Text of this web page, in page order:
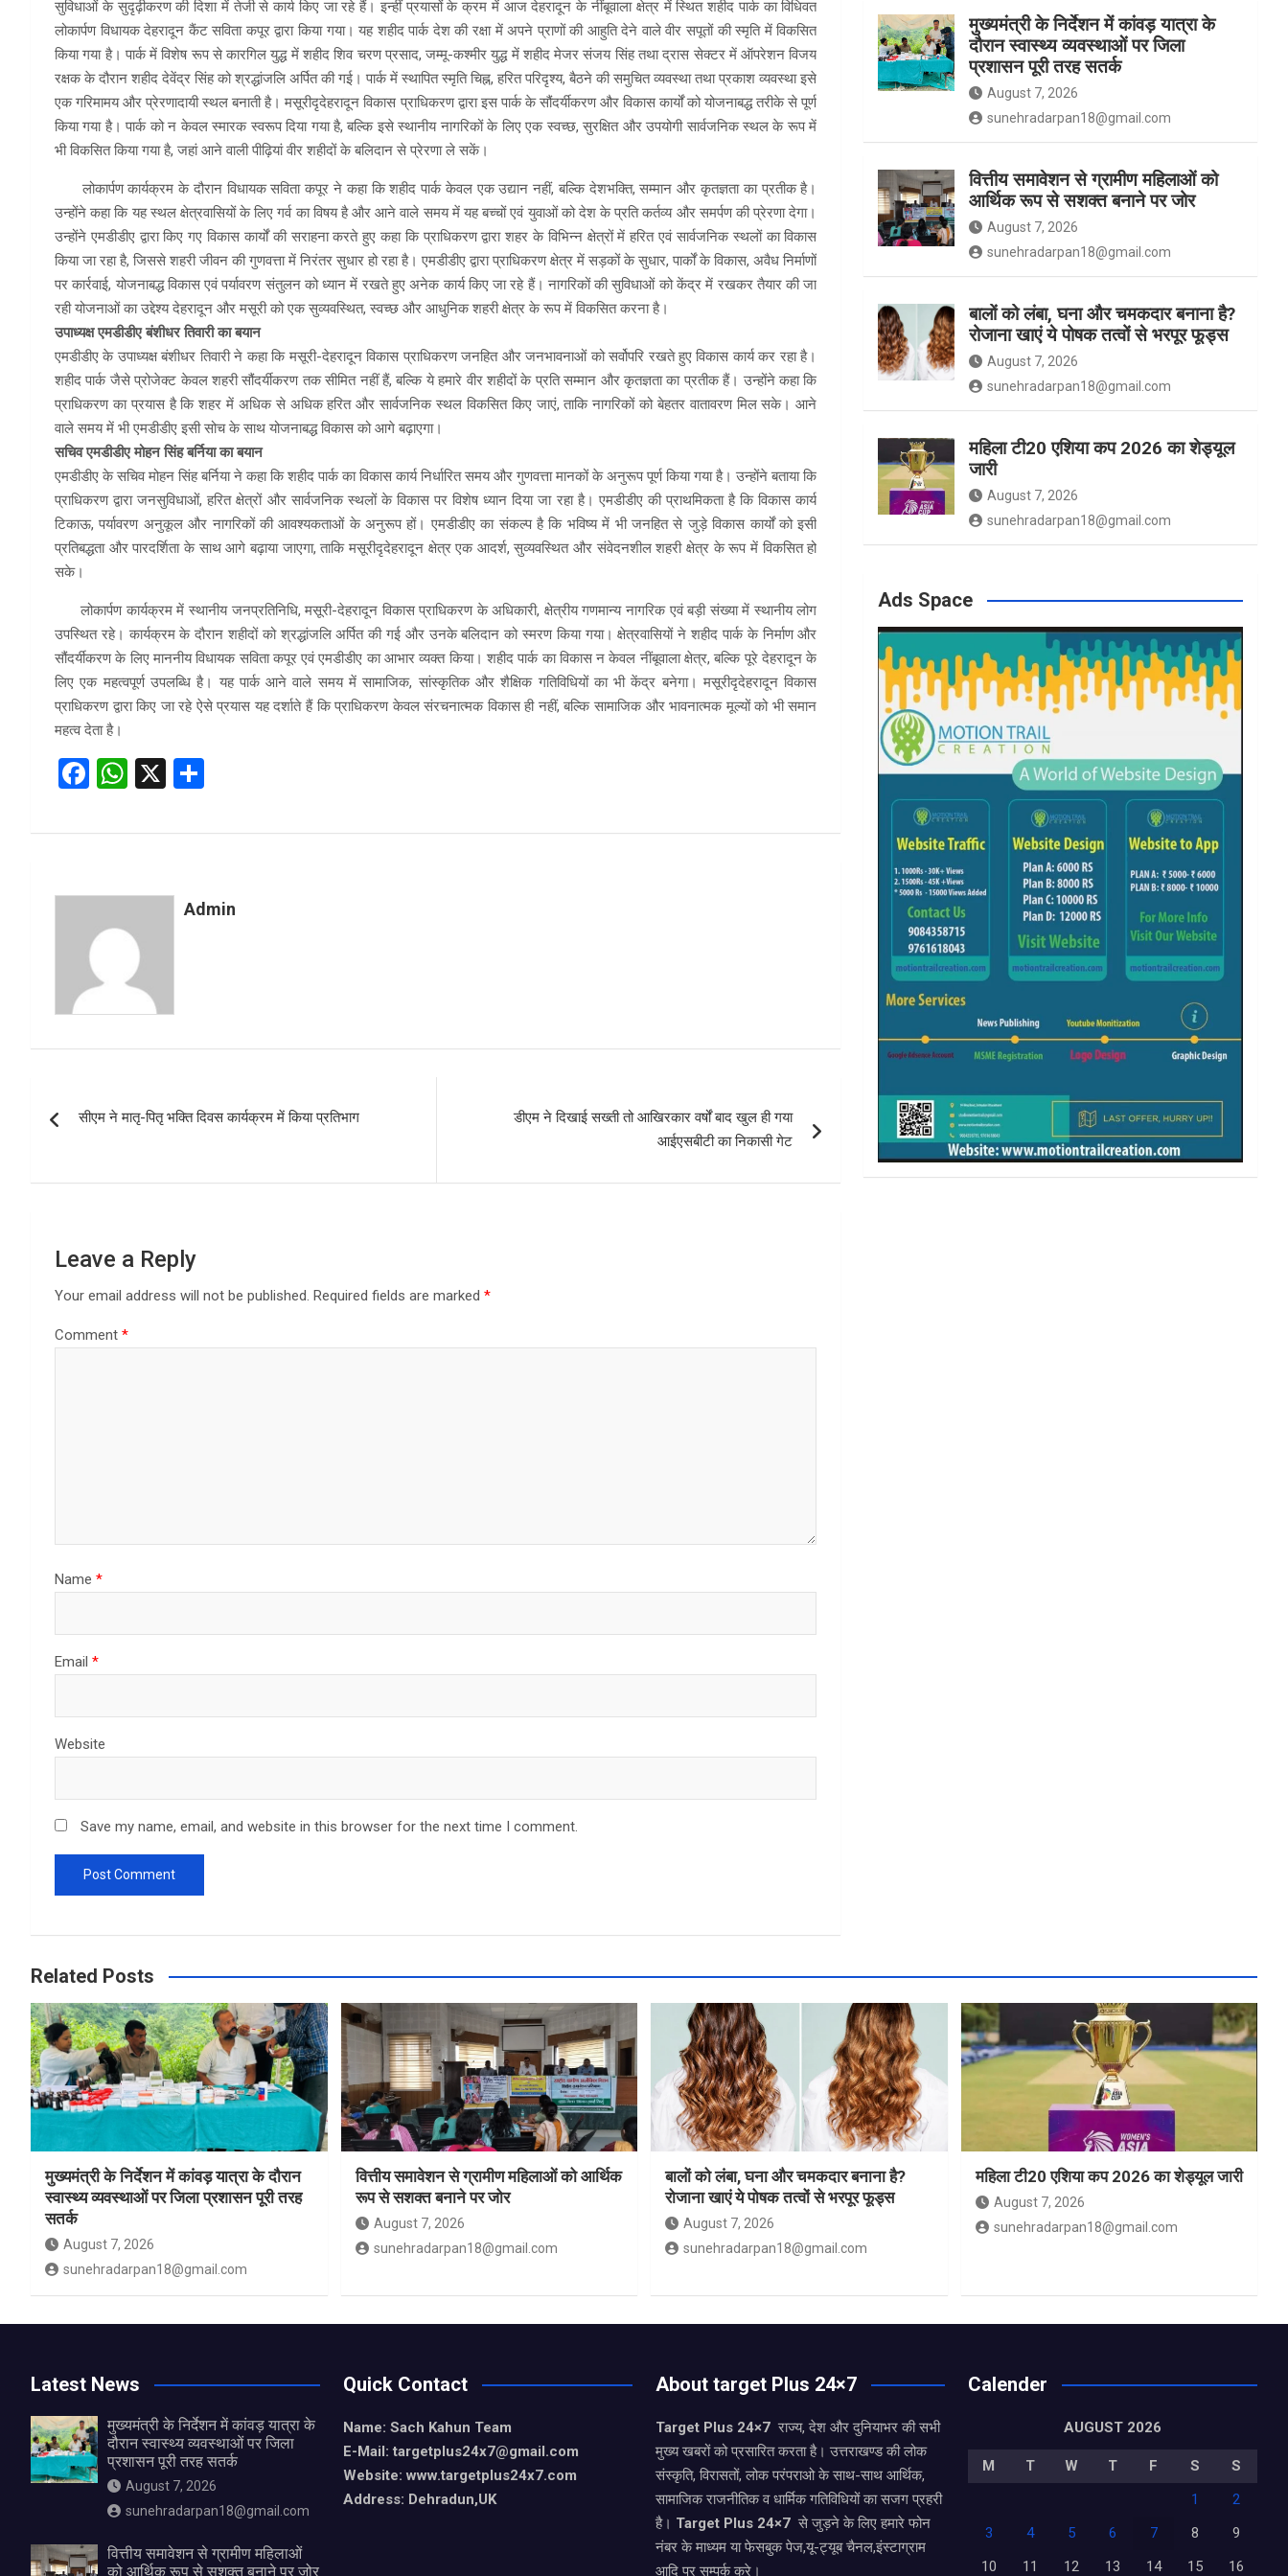
सुविधाओं के सुदृढ़ीकरण की दिशा में तेजी से कार्य किए जा रहे हैं। इन्हीं प्रयासों के क्रम में आज देहरादून के नींबूवाला क्षेत्र में स्थित शहीद पार्क का विधिवत
लोकार्पण विधायक देहरादून कैंट सविता कपूर द्वारा किया गया। यह शहीद पार्क देश की रक्षा में अपने प्राणों की आहुति देने वाले वीर सपूतों की स्मृति में विकसित
किया गया है। पार्क में विशेष रूप से कारगिल युद्ध में शहीद शिव चरण प्रसाद, जम्मू-कश्मीर युद्ध में शहीद मेजर संजय सिंह तथा द्रास सेक्टर में ऑपरेशन विजय
रक्षक के दौरान शहीद देवेंद्र सिंह को श्रद्धांजलि अर्पित की गई। पार्क में स्थापित स्मृति चिह्न, हरित परिदृश्य, बैठने की समुचित व्यवस्था तथा प्रकाश व्यवस्था इसे
एक गरिमामय और प्रेरणादायी स्थल बनाती है। मसूरीदृदेहरादून विकास प्राधिकरण द्वारा इस पार्क के सौंदर्यीकरण और विकास कार्यों को योजनाबद्ध तरीके से पूर्ण
किया गया है। पार्क को न केवल स्मारक स्वरूप दिया गया है, बल्कि इसे स्थानीय नागरिकों के लिए एक स्वच्छ, सुरक्षित और उपयोगी सार्वजनिक स्थल के रूप में
भी विकसित किया गया है, जहां आने वाली पीढ़ियां वीर शहीदों के बलिदान से प्रेरणा ले सकें।
लोकार्पण कार्यक्रम के दौरान विधायक सविता कपूर ने कहा कि शहीद पार्क केवल एक उद्यान नहीं, बल्कि देशभक्ति, सम्मान और कृतज्ञता का प्रतीक है।
उन्होंने कहा कि यह स्थल क्षेत्रवासियों के लिए गर्व का विषय है और आने वाले समय में यह बच्चों एवं युवाओं को देश के प्रति कर्तव्य और समर्पण की प्रेरणा देगा।
उन्होंने एमडीडीए द्वारा किए गए विकास कार्यों की सराहना करते हुए कहा कि प्राधिकरण द्वारा शहर के विभिन्न क्षेत्रों में हरित एवं सार्वजनिक स्थलों का विकास
किया जा रहा है, जिससे शहरी जीवन की गुणवत्ता में निरंतर सुधार हो रहा है। एमडीडीए द्वारा प्राधिकरण क्षेत्र में सड़कों के सुधार, पार्कों के विकास, अवैध निर्माणों
पर कार्रवाई, योजनाबद्ध विकास एवं पर्यावरण संतुलन को ध्यान में रखते हुए अनेक कार्य किए जा रहे हैं। नागरिकों की सुविधाओं को केंद्र में रखकर तैयार की जा
रही योजनाओं का उद्देश्य देहरादून और मसूरी को एक सुव्यवस्थित, स्वच्छ और आधुनिक शहरी क्षेत्र के रूप में विकसित करना है।
उपाध्यक्ष एमडीडीए बंशीधर तिवारी का बयान
एमडीडीए के उपाध्यक्ष बंशीधर तिवारी ने कहा कि मसूरी-देहरादून विकास प्राधिकरण जनहित और जनभावनाओं को सर्वोपरि रखते हुए विकास कार्य कर रहा है।
शहीद पार्क जैसे प्रोजेक्ट केवल शहरी सौंदर्यीकरण तक सीमित नहीं हैं, बल्कि ये हमारे वीर शहीदों के प्रति सम्मान और कृतज्ञता का प्रतीक हैं। उन्होंने कहा कि
प्राधिकरण का प्रयास है कि शहर में अधिक से अधिक हरित और सार्वजनिक स्थल विकसित किए जाएं, ताकि नागरिकों को बेहतर वातावरण मिल सके। आने
वाले समय में भी एमडीडीए इसी सोच के साथ योजनाबद्ध विकास को आगे बढ़ाएगा।
सचिव एमडीडीए मोहन सिंह बर्निया का बयान
एमडीडीए के सचिव मोहन सिंह बर्निया ने कहा कि शहीद पार्क का विकास कार्य निर्धारित समय और गुणवत्ता मानकों के अनुरूप पूर्ण किया गया है। उन्होंने बताया कि
प्राधिकरण द्वारा जनसुविधाओं, हरित क्षेत्रों और सार्वजनिक स्थलों के विकास पर विशेष ध्यान दिया जा रहा है। एमडीडीए की प्राथमिकता है कि विकास कार्य
टिकाऊ, पर्यावरण अनुकूल और नागरिकों की आवश्यकताओं के अनुरूप हों। एमडीडीए का संकल्प है कि भविष्य में भी जनहित से जुड़े विकास कार्यों को इसी
प्रतिबद्धता और पारदर्शिता के साथ आगे बढ़ाया जाएगा, ताकि मसूरीदृदेहरादून क्षेत्र एक आदर्श, सुव्यवस्थित और संवेदनशील शहरी क्षेत्र के रूप में विकसित हो
सके।
लोकार्पण कार्यक्रम में स्थानीय जनप्रतिनिधि, मसूरी-देहरादून विकास प्राधिकरण के अधिकारी, क्षेत्रीय गणमान्य नागरिक एवं बड़ी संख्या में स्थानीय लोग
उपस्थित रहे। कार्यक्रम के दौरान शहीदों को श्रद्धांजलि अर्पित की गई और उनके बलिदान को स्मरण किया गया। क्षेत्रवासियों ने शहीद पार्क के निर्माण और
सौंदर्यीकरण के लिए माननीय विधायक सविता कपूर एवं एमडीडीए का आभार व्यक्त किया। शहीद पार्क का विकास न केवल नींबूवाला क्षेत्र, बल्कि पूरे देहरादून के
लिए एक महत्वपूर्ण उपलब्धि है। यह पार्क आने वाले समय में सामाजिक, सांस्कृतिक और शैक्षिक गतिविधियों का भी केंद्र बनेगा। मसूरीदृदेहरादून विकास
प्राधिकरण द्वारा किए जा रहे ऐसे प्रयास यह दर्शाते हैं कि प्राधिकरण केवल संरचनात्मक विकास ही नहीं, बल्कि सामाजिक और भावनात्मक मूल्यों को भी समान
महत्व देता है।
F
ce
o
o
k
W
at
A
p
p
X
ar
Admin
navigation
सीएम ने मातृ-पितृ भक्ति दिवस कार्यक्रम में किया प्रतिभाग
डीएम ने दिखाई सख्ती तो आखिरकार वर्षों बाद खुल ही गया
आईएसबीटी का निकासी गेट
Leave a Reply
Your email address will not be published. Required fields are marked *
Comment *
Name *
Email *
Website
Save my name, email, and website in this browser for the next time I comment.
k a
m
मुख्यमंत्री के निर्देशन में कांवड़ यात्रा के
दौरान स्वास्थ्य व्यवस्थाओं पर जिला
प्रशासन पूरी तरह सतर्क
August 7, 2026
sunehradarpan18@gmail.com
वित्तीय समावेशन से ग्रामीण महिलाओं को
आर्थिक रूप से सशक्त बनाने पर जोर
August 7, 2026
sunehradarpan18@gmail.com
बालों को लंबा, घना और चमकदार बनाना है?
रोजाना खाएं ये पोषक तत्वों से भरपूर फूड्स
August 7, 2026
sunehradarpan18@gmail.com
महिला टी20 एशिया कप 2026 का शेड्यूल
जारी
August 7, 2026
sunehradarpan18@gmail.com
Ads Space
Related Posts
मुख्यमंत्री के निर्देशन में कांवड़ यात्रा के दौरान
स्वास्थ्य व्यवस्थाओं पर जिला प्रशासन पूरी तरह
सतर्क
August 7, 2026
sunehradarpan18@gmail.com
वित्तीय समावेशन से ग्रामीण महिलाओं को आर्थिक
रूप से सशक्त बनाने पर जोर
August 7, 2026
sunehradarpan18@gmail.com
बालों को लंबा, घना और चमकदार बनाना है?
रोजाना खाएं ये पोषक तत्वों से भरपूर फूड्स
August 7, 2026
sunehradarpan18@gmail.com
महिला टी20 एशिया कप 2026 का शेड्यूल जारी
August 7, 2026
sunehradarpan18@gmail.com
Latest News
मुख्यमंत्री के निर्देशन में कांवड़ यात्रा के
दौरान स्वास्थ्य व्यवस्थाओं पर जिला
प्रशासन पूरी तरह सतर्क
August 7, 2026
sunehradarpan18@gmail.com
वित्तीय समावेशन से ग्रामीण महिलाओं
को आर्थिक रूप से सशक्त बनाने पर जोर
Quick Contact
Name: Sach Kahun Team
E-Mail: targetplus24x7@gmail.com
Website: www.targetplus24x7.com
Address: Dehradun,UK
About target Plus 24×7
Target Plus 24×7 राज्य, देश और दुनियाभर की सभी
मुख्य खबरों को प्रसारित करता है। उत्तराखण्ड की लोक
संस्कृति, विरासतों, लोक परंपराओ के साथ-साथ आर्थिक,
सामाजिक राजनीतिक व धार्मिक गतिविधियों का सजग प्रहरी
है। Target Plus 24×7 से जुड़ने के लिए हमारे फोन
नंबर के माध्यम या फेसबुक पेज,यू-ट्यूब चैनल,इंस्टाग्राम
आदि पर सम्पर्क करे।
Calender
AUGUST 2026
M T W T F S
S
1
2
3
4 5 6 7 8
9
10
11 12 13 14 15 16